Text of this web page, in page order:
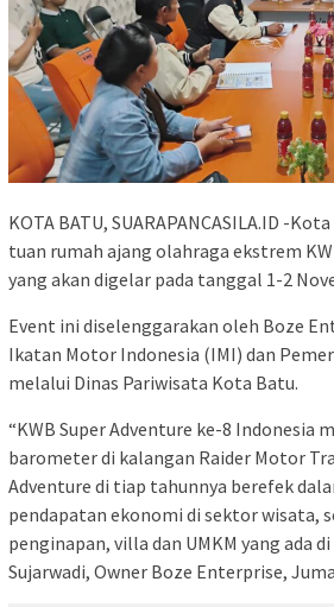
KOTA BATU, SUARAPANCASILA.ID -
tuan rumah ajang olahraga ekstrem
yang akan digelar pada tanggal 1-2
Event ini diselenggarakan oleh Boze
Ikatan Motor Indonesia (IMI) dan
melalui Dinas Pariwisata Kota Batu.
“KWB Super Adventure ke-8 Indonesia
barometer di kalangan Raider Motor
Adventure di tiap tahunnya berefek
pendapatan ekonomi di sektor wisata,
penginapan, villa dan UMKM yang ada
Sujarwadi, Owner Boze Enterprise,